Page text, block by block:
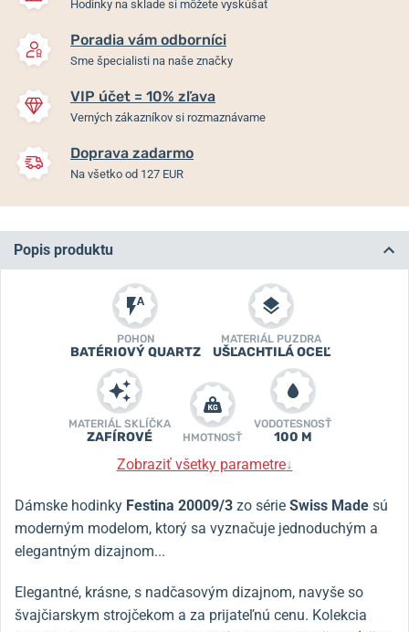
349 €
Hodinky na sklade si môžete vyskúšať
Poradia vám odborníci
Sme špecialisti na naše značky
VIP účet = 10% zľava
Verných zákazníkov si rozmaznávame
Doprava zadarmo
Na všetko od 127 EUR
Popis produktu
POHON
BATÉRIOVÝ QUARTZ
MATERIÁL PUZDRA
UŠĽACHTILÁ OCEĽ
MATERIÁL SKLÍČKA
ZAFÍROVÉ HMOTNOSŤ
VODOTESNOSŤ
100 M
Zobraziť všetky parametre↓
Dámske hodinky Festina 20009/3 zo série Swiss Made sú
moderným modelom, ktorý sa vyznačuje jednoduchým a
elegantným dizajnom...
Elegantné, krásne, s nadčasovým dizajnom, navyše so
švajčiarskym strojčekom a za prijateľnú cenu. Kolekcia